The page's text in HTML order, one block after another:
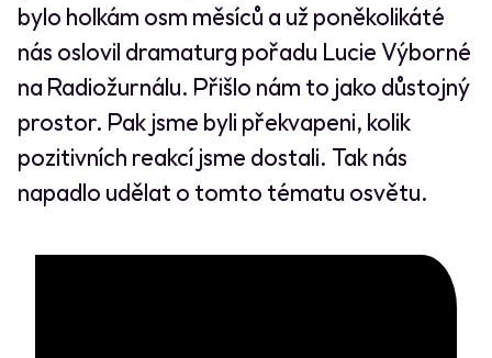
bylo holkám osm měsíců a už poněkolikáté
nás oslovil dramaturg pořadu Lucie Výborné
na Radiožurnálu. Přišlo nám to jako důstojný
prostor. Pak jsme byli překvapeni, kolik
pozitivních reakcí jsme dostali. Tak nás
napadlo udělat o tomto tématu osvětu.